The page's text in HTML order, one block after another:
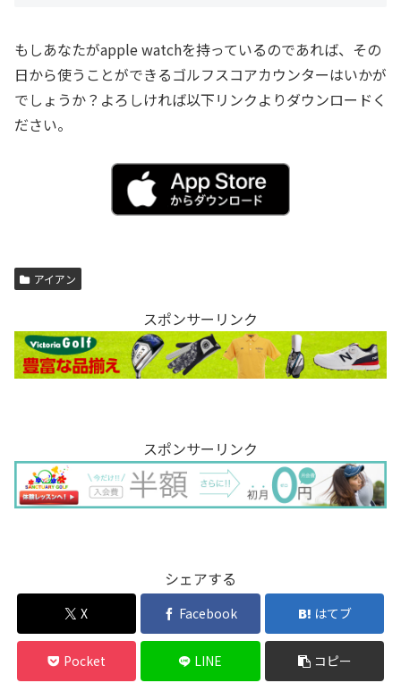
もしあなたがapple watchを持っているのであれば、その
日から使うことができるゴルフスコアカウンターはいかが
でしょうか？よろしければ以下リンクよりダウンロードく
ださい。
アイアン
スポンサーリンク
スポンサーリンク
シェアする
X Facebook はてブ
Pocket LINE コピー